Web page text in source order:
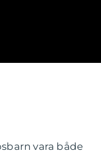
vara både